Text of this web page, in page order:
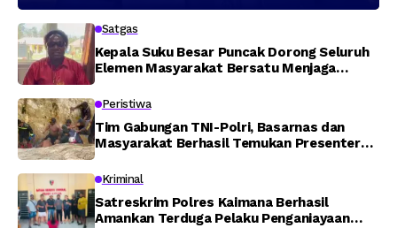
Satgas
Kepala Suku Besar Puncak Dorong Seluruh
Elemen Masyarakat Bersatu Menjaga
Peristiwa
Tim Gabungan TNI-Polri, Basarnas dan
Masyarakat Berhasil Temukan Presenter
Memti
Kriminal
Satreskrim Polres Kaimana Berhasil
Amankan Terduga Pelaku Penganiayaan